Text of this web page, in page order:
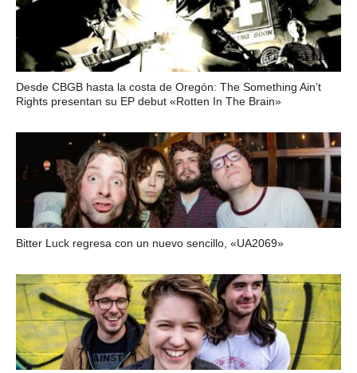
Desde CBGB hasta la costa de Oregón: The Something Ain’t
Rights presentan su EP debut «Rotten In The Brain»
Bitter Luck regresa con un nuevo sencillo, «UA2069»